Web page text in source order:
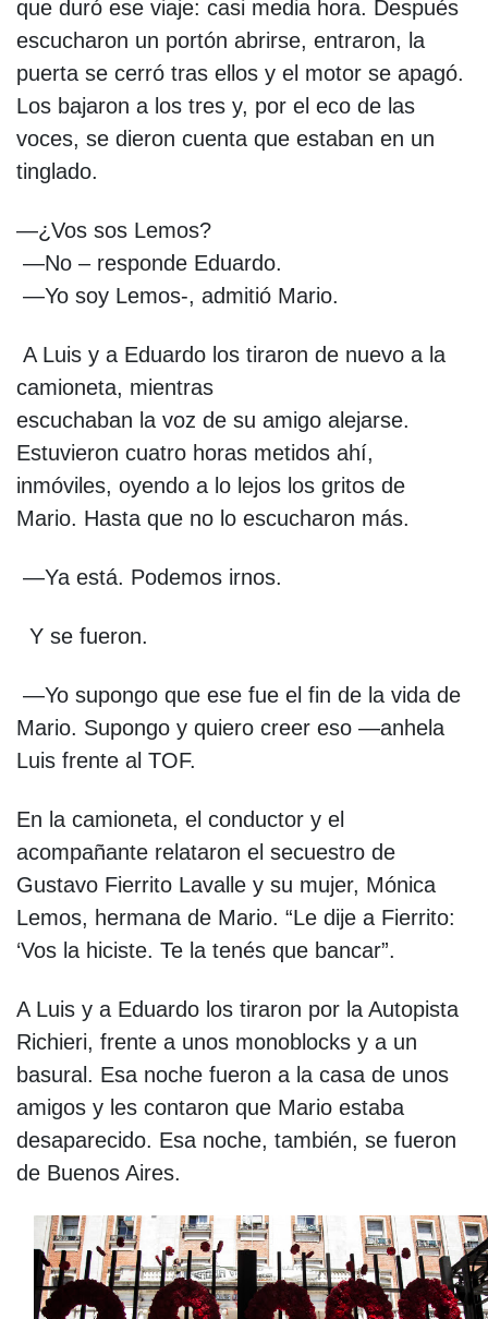
que duró ese viaje: casi media hora. Después
escucharon un portón abrirse, entraron, la
puerta se cerró tras ellos y el motor se apagó.
Los bajaron a los tres y, por el eco de las
voces, se dieron cuenta que estaban en un
tinglado.
—¿Vos sos Lemos?
—No – responde Eduardo.
—Yo soy Lemos-, admitió Mario.
A Luis y a Eduardo los tiraron de nuevo a la
camioneta, mientras
escuchaban la voz de su amigo alejarse.
Estuvieron cuatro horas metidos ahí,
inmóviles, oyendo a lo lejos los gritos de
Mario. Hasta que no lo escucharon más.
—Ya está. Podemos irnos.
Y se fueron.
—Yo supongo que ese fue el fin de la vida de
Mario. Supongo y quiero creer eso —anhela
Luis frente al TOF.
En la camioneta, el conductor y el
acompañante relataron el secuestro de
Gustavo Fierrito Lavalle y su mujer, Mónica
Lemos, hermana de Mario. “Le dije a Fierrito:
‘Vos la hiciste. Te la tenés que bancar”.
A Luis y a Eduardo los tiraron por la Autopista
Richieri, frente a unos monoblocks y a un
basural. Esa noche fueron a la casa de unos
amigos y les contaron que Mario estaba
desaparecido. Esa noche, también, se fueron
de Buenos Aires.